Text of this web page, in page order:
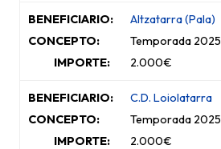
Altzatarra (Pala)
Temporada 2025
2.000€
C.D. Loiolatarra
Temporada 2025
2.000€